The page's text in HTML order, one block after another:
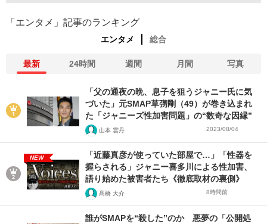
「エンタメ」記事のランキング
エンタメ 総合
最新 24時間 週間 月間 写真
「父の通夜の晩、息子を狙うジャニー氏に気
づいた」元SMAP草彅剛（49）が巻き込まれ
た「ジャニーズ性加害問題」の“数奇な因縁”
山本 雲丹 2023/08/04
NEW
「近藤真彦が使っていた部屋で…」「性器を
握らされる」ジャニー喜多川による性加害、
語り始めた被害者たち《徹底取材の裏側》
髙橋 大介 8時間前
誰がSMAPを“殺した”のか 悪夢の「公開処